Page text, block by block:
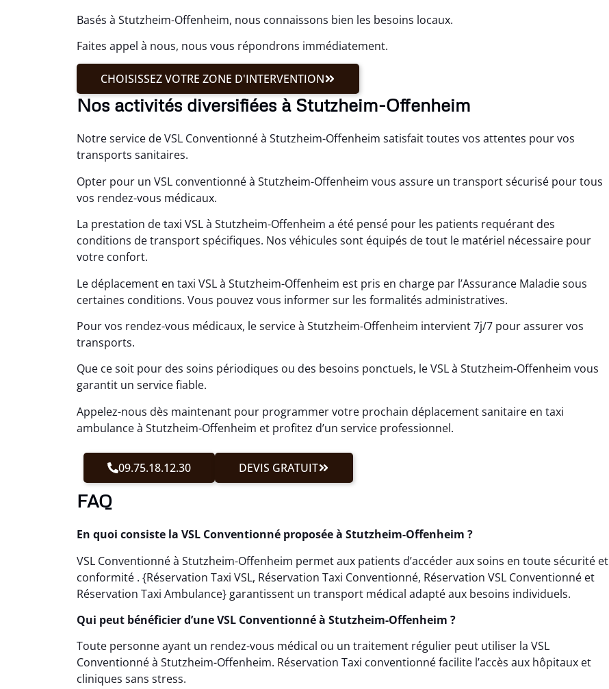
Basés à Stutzheim-Offenheim, nous connaissons bien les besoins locaux.
Faites appel à nous, nous vous répondrons immédiatement.
CHOISISSEZ VOTRE ZONE D'INTERVENTION
Nos activités diversifiées à Stutzheim-Offenheim
Notre service de VSL Conventionné à Stutzheim-Offenheim satisfait toutes vos attentes pour vos
transports sanitaires.
Opter pour un VSL conventionné à Stutzheim-Offenheim vous assure un transport sécurisé pour tous
vos rendez-vous médicaux.
La prestation de taxi VSL à Stutzheim-Offenheim a été pensé pour les patients requérant des
conditions de transport spécifiques. Nos véhicules sont équipés de tout le matériel nécessaire pour
votre confort.
Le déplacement en taxi VSL à Stutzheim-Offenheim est pris en charge par l’Assurance Maladie sous
certaines conditions. Vous pouvez vous informer sur les formalités administratives.
Pour vos rendez-vous médicaux, le service à Stutzheim-Offenheim intervient 7j/7 pour assurer vos
transports.
Que ce soit pour des soins périodiques ou des besoins ponctuels, le VSL à Stutzheim-Offenheim vous
garantit un service fiable.
Appelez-nous dès maintenant pour programmer votre prochain déplacement sanitaire en taxi
ambulance à Stutzheim-Offenheim et profitez d’un service professionnel.
09.75.18.12.30 DEVIS GRATUIT
FAQ
En quoi consiste la VSL Conventionné proposée à Stutzheim-Offenheim ?
VSL Conventionné à Stutzheim-Offenheim permet aux patients d’accéder aux soins en toute sécurité et
conformité . {Réservation Taxi VSL, Réservation Taxi Conventionné, Réservation VSL Conventionné et
Réservation Taxi Ambulance} garantissent un transport médical adapté aux besoins individuels.
Qui peut bénéficier d’une VSL Conventionné à Stutzheim-Offenheim ?
Toute personne ayant un rendez-vous médical ou un traitement régulier peut utiliser la VSL
Conventionné à Stutzheim-Offenheim. Réservation Taxi conventionné facilite l’accès aux hôpitaux et
cliniques sans stress.